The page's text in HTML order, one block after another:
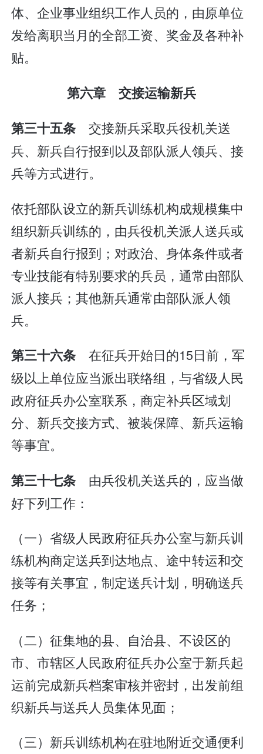
体、企业事业组织工作人员的，由原单位
发给离职当月的全部工资、奖金及各种补
贴。
第六章 交接运输新兵
第三十五条 交接新兵采取兵役机关送
兵、新兵自行报到以及部队派人领兵、接
兵等方式进行。
依托部队设立的新兵训练机构成规模集中
组织新兵训练的，由兵役机关派人送兵或
者新兵自行报到；对政治、身体条件或者
专业技能有特别要求的兵员，通常由部队
派人接兵；其他新兵通常由部队派人领
兵。
第三十六条 在征兵开始日的15日前，军
级以上单位应当派出联络组，与省级人民
政府征兵办公室联系，商定补兵区域划
分、新兵交接方式、被装保障、新兵运输
等事宜。
第三十七条 由兵役机关送兵的，应当做
好下列工作：
（一）省级人民政府征兵办公室与新兵训
练机构商定送兵到达地点、途中转运和交
接等有关事宜，制定送兵计划，明确送兵
任务；
（二）征集地的县、自治县、不设区的
市、市辖区人民政府征兵办公室于新兵起
运前完成新兵档案审核并密封，出发前组
织新兵与送兵人员集体见面；
（三）新兵训练机构在驻地附近交通便利